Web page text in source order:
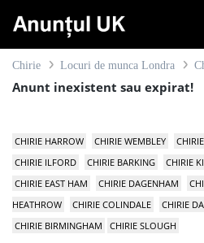
Chirie Locuri de munca Londra
Anunt inexistent sau expirat!
CHIRIE HARROW CHIRIE WEMBLEY
CHIRIE ILFORD
CHIRIE BARKING CHIRIE
CHIRIE EAST HAM
CHIRIE DAGENHAM
HEATHROW
CHIRIE COLINDALE CHIRIE
CHIRIE BIRMINGHAM
CHIRIE SLOUGH